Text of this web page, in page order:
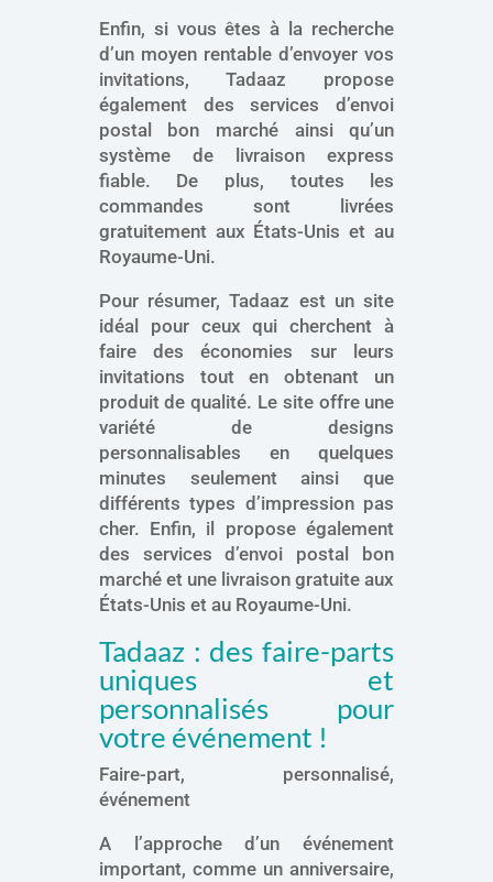
Enfin, si vous êtes à la recherche
d’un moyen rentable d’envoyer vos
invitations, Tadaaz propose
également des services d’envoi
postal bon marché ainsi qu’un
système de livraison express
fiable. De plus, toutes les
commandes sont livrées
gratuitement aux États-Unis et au
Royaume-Uni.
Pour résumer, Tadaaz est un site
idéal pour ceux qui cherchent à
faire des économies sur leurs
invitations tout en obtenant un
produit de qualité. Le site offre une
variété de designs
personnalisables en quelques
minutes seulement ainsi que
différents types d’impression pas
cher. Enfin, il propose également
des services d’envoi postal bon
marché et une livraison gratuite aux
États-Unis et au Royaume-Uni.
Tadaaz : des faire-parts
uniques et
personnalisés pour
votre événement !
Faire-part, personnalisé,
événement
A l’approche d’un événement
important, comme un anniversaire,